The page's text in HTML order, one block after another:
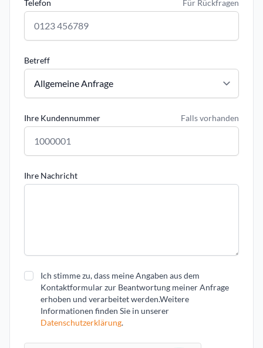
Telefon Für Rückfragen
Betreff
Ihre Kundennummer Falls vorhanden
Ihre Nachricht
Ich stimme zu, dass meine Angaben aus dem
Kontaktformular zur Beantwortung meiner Anfrage
erhoben und verarbeitet werden.Weitere
Informationen finden Sie in unserer
Datenschutzerklärung.